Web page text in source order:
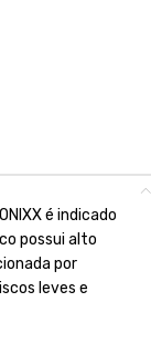
é indicado
possui alto
por
leves e